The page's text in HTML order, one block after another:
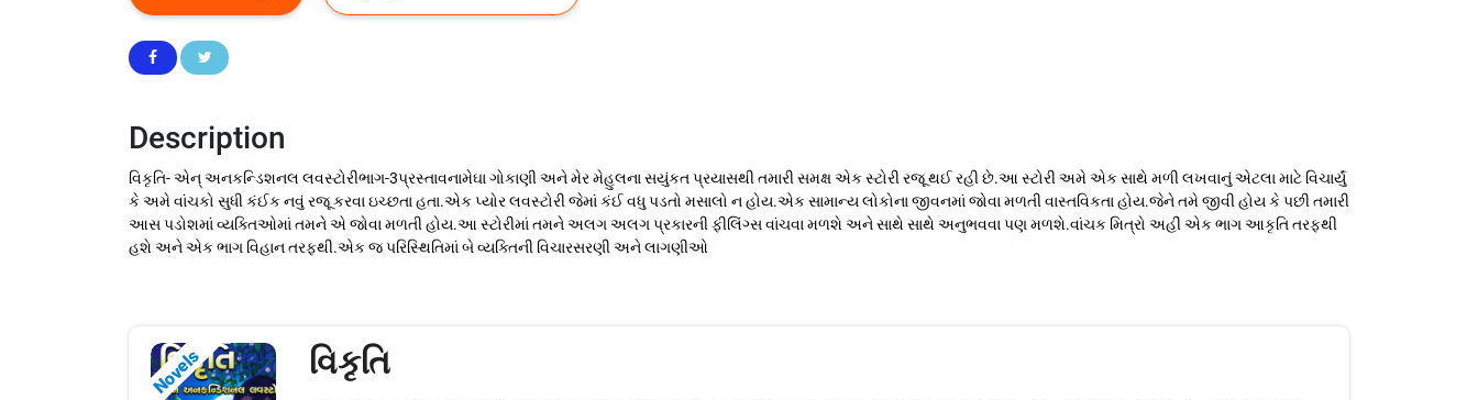
Description
વિકૃતિ- એન્ અનકન્ડિશનલ લવસ્ટોરીભાગ-3પ્રસ્તાવનામેઘા ગોકાણી અને મેર મેહુલના સયુંકત પ્રયાસથી તમારી સમક્ષ એક સ્ટોરી રજૂ થઈ રહી છે.આ સ્ટોરી અમે એક સાથે મળી લખવાનું એટલા માટે વિચાર્યું
કે અમે વાંચકો સુધી કંઈક નવું રજૂ કરવા ઇચ્છતા હતા.એક પ્યોર લવસ્ટોરી જેમાં કંઈ વધુ પડતો મસાલો ન હોય.એક સામાન્ય લોકોના જીવનમાં જોવા મળતી વાસ્તવિકતા હોય.જેને તમે જીવી હોય કે પછી તમારી
આસ પડોશમાં વ્યક્તિઓમાં તમને એ જોવા મળતી હોય.આ સ્ટોરીમાં તમને અલગ અલગ પ્રકારની ફીલિંગ્સ વાંચવા મળશે અને સાથે સાથે અનુભવવા પણ મળશે.વાંચક મિત્રો અહીં એક ભાગ આકૃતિ તરફથી
હશે અને એક ભાગ વિહાન તરફથી.એક જ પરિસ્થિતિમાં બે વ્યક્તિની વિચારસરણી અને લાગણીઓ
Novels વિકૃતિ